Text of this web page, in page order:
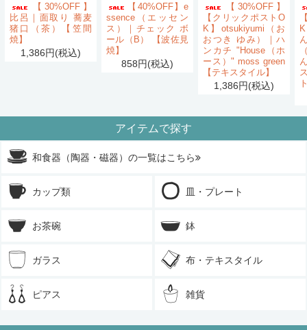
【30%OFF】
比呂｜面取り 蕎麦
猪口（茶）【笠間
焼】
1,386円(税込)
【40%OFF】e
ssence（エッセン
ス）｜チェック ボ
ール（B） 【波佐見
焼】
858円(税込)
【30%OFF】
【クリックポストO
K】otsukiyumi（お
おつき ゆみ）｜ハ
ンカチ "House（ホ
ース）" moss green
【テキスタイル】
1,386円(税込)
アイテムで探す
和食器（陶器・磁器）の一覧はこちら
カップ類 皿・プレート
お茶碗 鉢
ガラス 布・テキスタイル
ピアス 雑貨